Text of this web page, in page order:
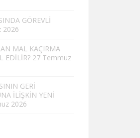
GÖREVLİ
2026
MAL KAÇIRMA
EDİLİR? 27 Temmuz
GERİ
İLİŞKİN YENİ
2026